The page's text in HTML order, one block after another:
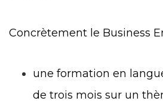
Concrètement le Business
une formation en
de trois mois sur un